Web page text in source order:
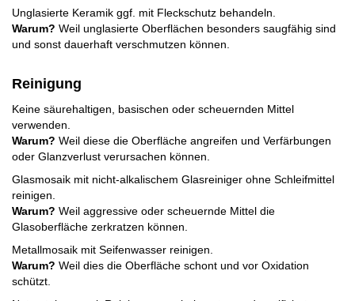
Unglasierte Keramik ggf. mit Fleckschutz behandeln.
Warum? Weil unglasierte Oberflächen besonders saugfähig sind
und sonst dauerhaft verschmutzen können.
Reinigung
Keine säurehaltigen, basischen oder scheuernden Mittel
verwenden.
Warum? Weil diese die Oberfläche angreifen und Verfärbungen
oder Glanzverlust verursachen können.
Glasmosaik mit nicht-alkalischem Glasreiniger ohne Schleifmittel
reinigen.
Warum? Weil aggressive oder scheuernde Mittel die
Glasoberfläche zerkratzen können.
Metallmosaik mit Seifenwasser reinigen.
Warum? Weil dies die Oberfläche schont und vor Oxidation
schützt.